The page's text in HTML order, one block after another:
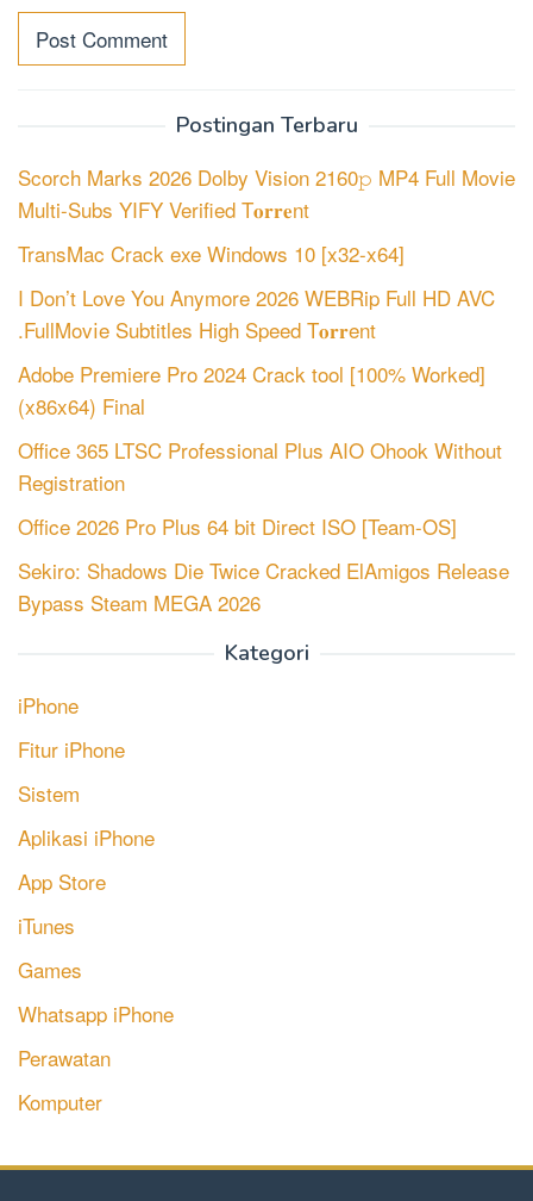
Postingan Terbaru
Scorch Marks 2026 Dolby Vision 2160𝚙 MP4 Full Movie
Multi-Subs YIFY Verified T𝐨𝐫𝐫𝐞nt
TransMac Crack exe Windows 10 [x32-x64]
I Don’t Love You Anymore 2026 WEBRip Full HD AVC
.FullMov𝗂e Subtitles High Speed T𝐨𝐫𝐫ent
Adobe Premiere Pro 2024 Crack tool [100% Worked]
(x86x64) Final
Office 365 LTSC Professional Plus AIO Ohook Without
Registration
Office 2026 Pro Plus 64 bit Direct ISO [Team-OS]
Sekiro: Shadows Die Twice Cracked ElAmigos Release
Bypass Steam MEGA 2026
Kategori
iPhone
Fitur iPhone
Sistem
Aplikasi iPhone
App Store
iTunes
Games
Whatsapp iPhone
Perawatan
Komputer